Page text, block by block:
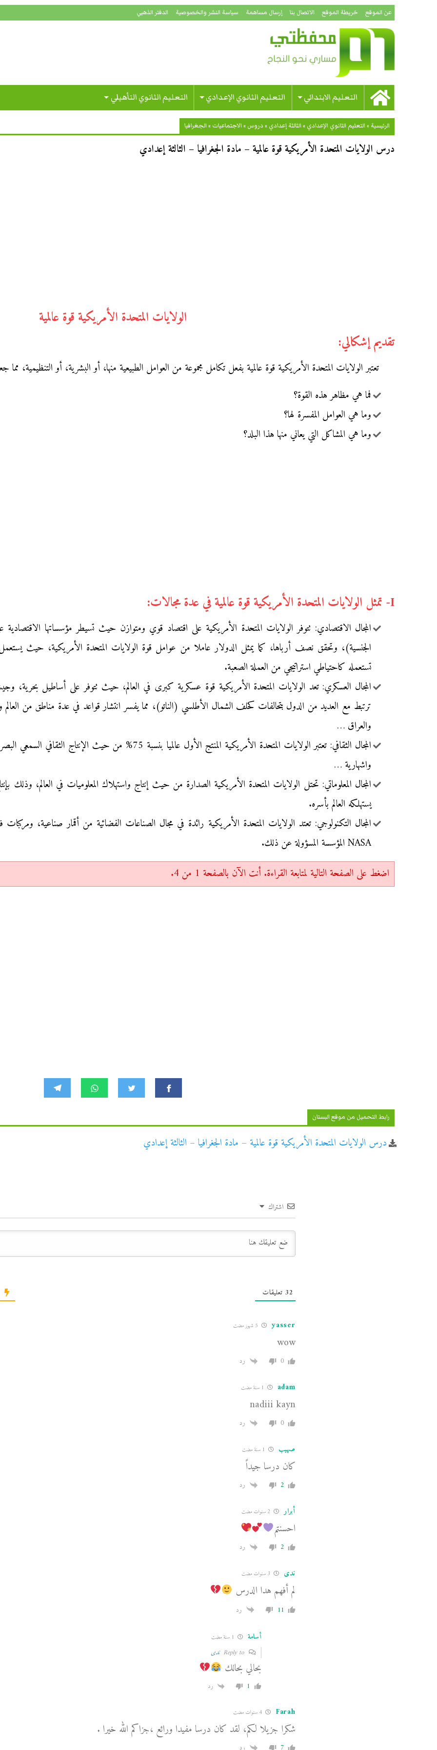
عن الموقع خريطة الموقع الاتصال بنا إرسال مساهمة سياسة النشر والخصوصية الدفتر الذهبي
التعليم الابتدائي التعليم الثانوي الإعدادي التعليم الثانوي التأهيلي
الرئيسية »التعليم الثانوي الإعدادي »الثالثة إعدادي » دروس »الاجتماعيات »الجغرافيا
درس الولايات المتحدة الأمريكية قوة عالمية – مادة الجغرافيا – الثالثة إعدادي
الولايات المتحدة الأمريكية قوة عالمية
تقديم إشكالي:
تعتبر الولايات المتحدة الأمريكية قوة عالمية بفعل تكامل مجموعة من العوامل الطبيعية منها، أو البشرية، أو التنظيمية،
فما هي مظاهر هذه القوة؟
وما هي العوامل المفسرة لها؟
وما هي المشاكل التي يعاني منها هذا البلد؟
I- تمثل الولايات المتحدة الأمريكية قوة عالمية في عدة مجالات:
المجال الاقتصادي: تتوفر الولايات المتحدة الأمريكية على اقتصاد قوي ومتوازن حيث تسيطر مؤسساتها
الجنسية)، وتحقق نصف أرباها، كما يمثل الدولار عاملا من عوامل قوة الولايات المتحدة الأمريكية، حيث
تستعمله كاحتياطي استراتيجي من العملة الصعبة.
المجال العسكري: تعد الولايات المتحدة الأمريكية قوة عسكرية كبرى في العالم، حيث تتوفر على أساطيل بحرية،
ترتبط مع العديد من الدول بتحالفات كحلف الشمال الأطلسي (الناتو)، مما يفسر انتشار قواعد في عدة مناطق من
والعراق …
المجال الثقافي: تعتبر الولايات المتحدة الأمريكية المنتج الأول
واشهارية …
يستهلكه العالم بأسره.
المجال التكنولوجي: تعتد الولايات المتحدة الأمريكية رائدة في مجال الصناعات الفضائية من أقمار صناعية،
NASA المؤسسة المسؤولة عن ذلك.
اضغط على الصفحة التالية لمتابعة القراءة. أنت الآن بالصفحة 1 من 4.
رابط التحميل من موقع البستان
درس الولايات المتحدة الأمريكية قوة عالمية – مادة الجغرافيا – الثالثة إعدادي
اشتراك
32 تعليقات
yasser
wow
0 رد
adam
nadiii kayn
0 رد
صهيب
كان درسا جيداً
2 رد
أبرار
احسنتم
2 رد
ندى
لم أفهم هدا الدرس
11 رد
أسامة
Reply to ندى
بحالي بحالك
1 رد
Farah
شكرا جزيلا لكم، لقد كان درسا مفيدا ورائع ،جزاكم الله خيرا .